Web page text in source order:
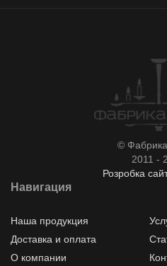
© Фабрика
2011 -
Розробка
Навигация
Наша продукция
Доставка и оплата
О компании